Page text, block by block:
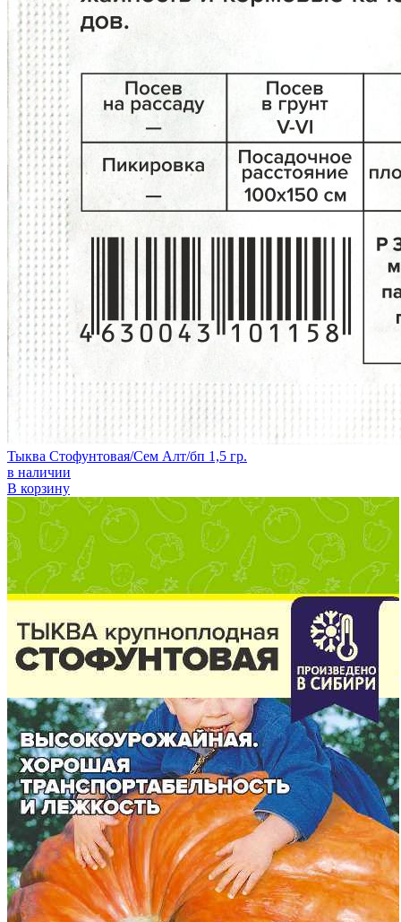
Тыква Стофунтовая/Сем Алт/бп 1,5 гр.
в наличии
В корзину